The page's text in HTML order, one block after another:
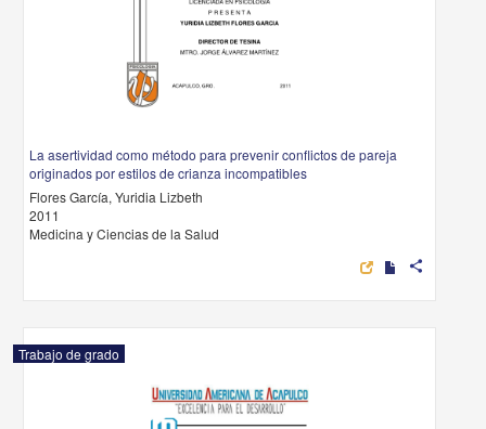
La asertividad como método para prevenir conflictos de pareja
originados por estilos de crianza incompatibles
Flores García, Yuridia Lizbeth
2011
Medicina y Ciencias de la Salud
share
Trabajo de grado